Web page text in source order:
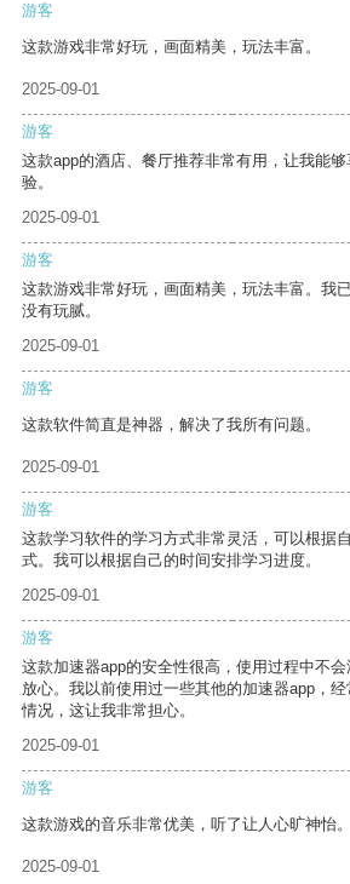
游客
这款游戏非常好玩，画面精美，玩法丰富。
2025-09-01
游客
这款app的酒店、餐厅推荐非常有用，让我能
验。
2025-09-01
游客
这款游戏非常好玩，画面精美，玩法丰富。我
没有玩腻。
2025-09-01
游客
这款软件简直是神器，解决了我所有问题。
2025-09-01
游客
这款学习软件的学习方式非常灵活，可以根据
式。我可以根据自己的时间安排学习进度。
2025-09-01
游客
这款加速器app的安全性很高，使用过程中不
放心。我以前使用过一些其他的加速器app，
情况，这让我非常担心。
2025-09-01
游客
这款游戏的音乐非常优美，听了让人心旷神怡。
2025-09-01